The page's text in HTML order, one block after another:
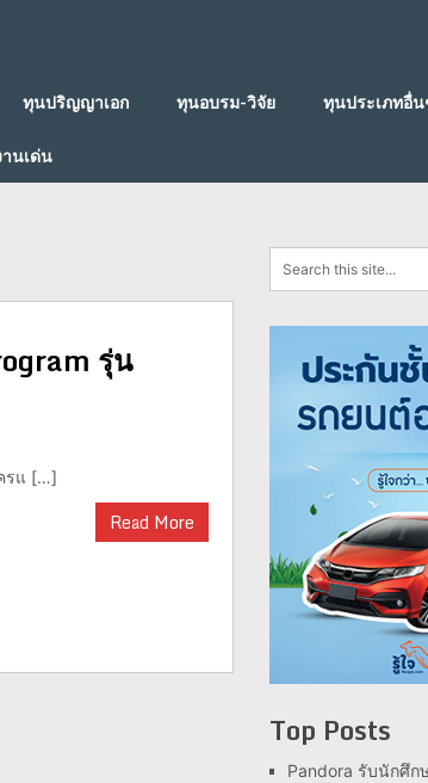
ทุนปริญญาเอก ทุนอบรม-วิจัย ทุนประเภทอื่น
นเด่น
รุ่น
รแ […]
Read More
Top Posts
Pandora รับนักศึก